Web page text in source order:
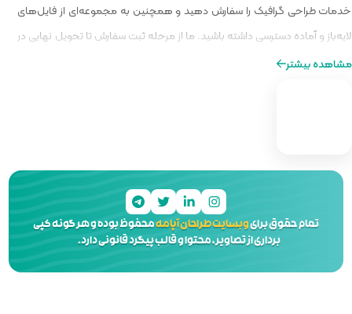
همچنین به مجموعه‌ای از فایل‌های
مرحله ثبت سفارش تا تحویل نهایی در
از طراحی را برایتان فراهم کنیم.
محفوظ بوده و هر گونه کپی
و قالب پیگرد قانونی دارد.